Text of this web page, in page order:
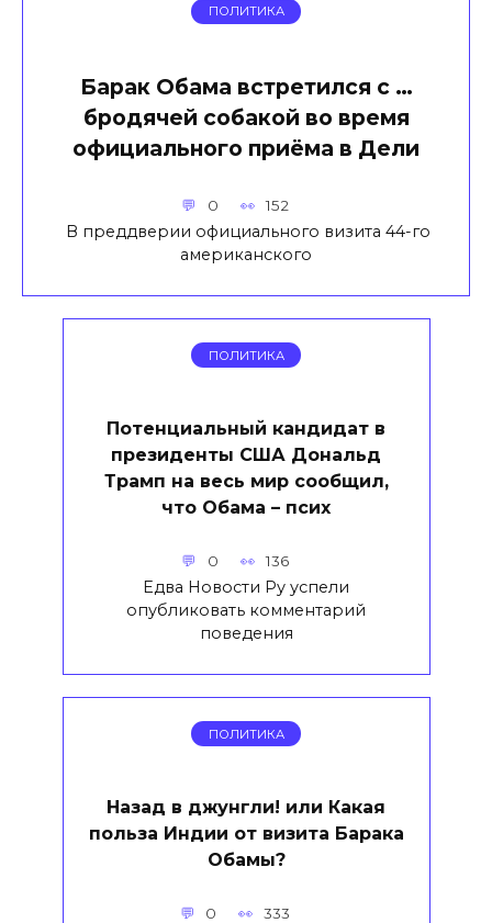
ПОЛИТИКА
Барак Обама встретился с …
бродячей собакой во время
официального приёма в Дели
0 152
В преддверии официального визита 44-го
американского
ПОЛИТИКА
Потенциальный кандидат в
президенты США Дональд
Трамп на весь мир сообщил,
что Обама – псих
0 136
Едва Новости Ру успели
опубликовать комментарий
поведения
ПОЛИТИКА
Назад в джунгли! или Какая
польза Индии от визита Барака
Обамы?
0 333